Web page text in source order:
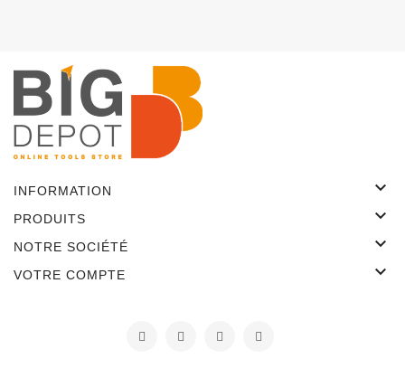
INFORMATION 
PRODUITS 
NOTRE SOCIÉTÉ 
VOTRE COMPTE 